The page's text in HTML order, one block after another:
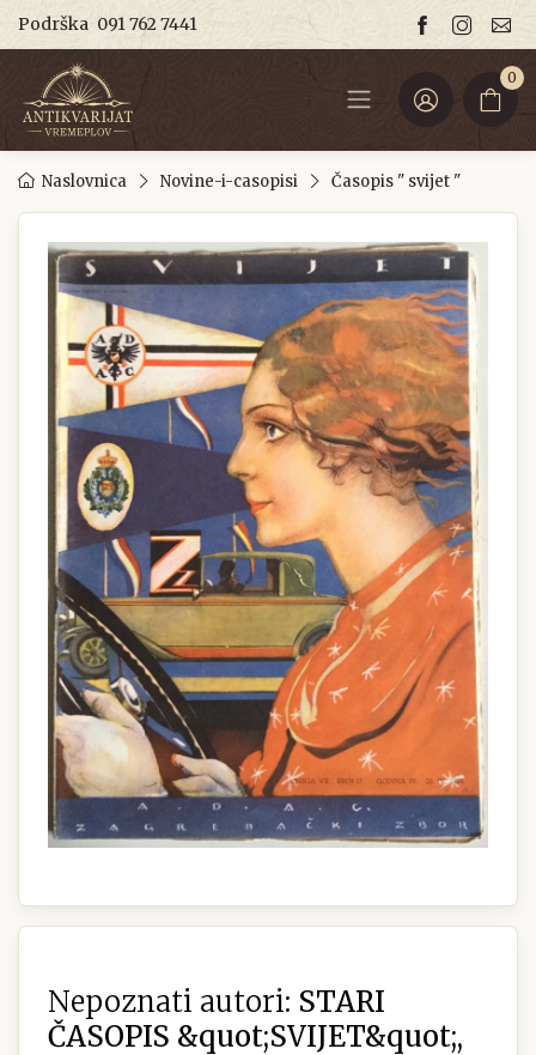
Podrška 091 762 7441
0
Naslovnica Novine-i-casopisi Časopis " svijet "
Nepoznati autori: STARI
ČASOPIS &quot;SVIJET&quot;,